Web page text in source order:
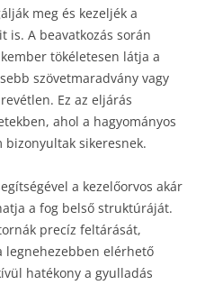
meg és kezeljék a
is. A beavatkozás során
tökéletesen látja a
szövetmaradvány vagy
Ez az eljárás
ahol a hagyományos
bizonyultak sikeresnek.
a kezelőorvos akár
a fog belső struktúráját.
precíz feltárását,
legnehezebben elérhető
hatékony a gyulladás